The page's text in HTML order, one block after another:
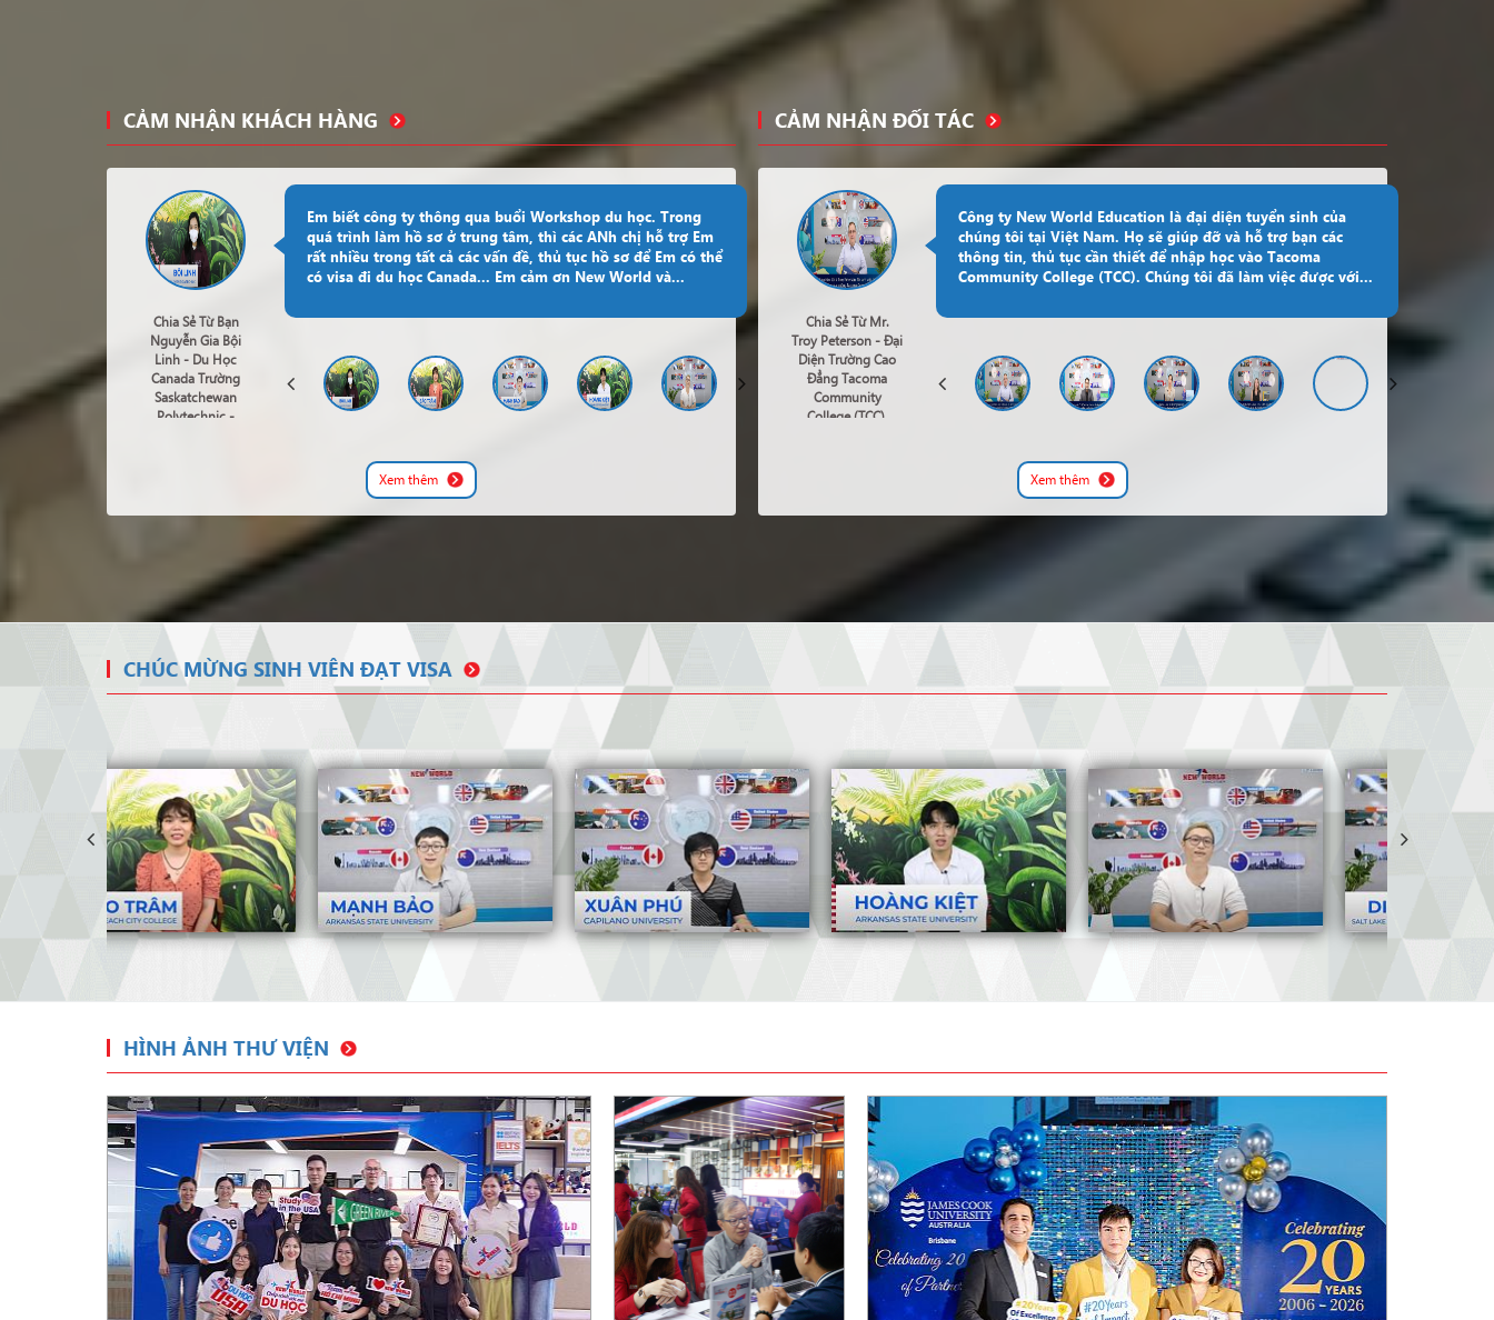
10/07/2026 14:00 HCM Canada York University Đăng ký
14/07/2026 University Of Canada West
University Of Niagara Falls
13/07/2026 15:00 HCM Mỹ Wright State University Đăng ký
06/07/2026 14:00 HCM Canada Fanshawe Polytechnic Đăng ký
01/07/2026 14:00 HCM Mỹ Wright State University Đăng ký
08/07/2026 10:30 HCM Mỹ Santiago Canyon College Đăng ký
03/07/2026 15:00
29/06/2026 15:00 HCM Mỹ Xavier University Đăng ký
CẢM NHẬN KHÁCH HÀNG
Chia Sẻ Từ Bạn
Nguyễn Gia Bội
Linh - Du Học
Canada Trường
Saskatchewan
Polytechnic -
Em biết công ty thông qua buổi Workshop du học. Trong
quá trình làm hồ sơ ở trung tâm, thì các ANh chị hỗ trợ Em
rất nhiều trong tất cả các vấn đề, thủ tục hồ sơ để Em có thể
có visa đi du học Canada... Em cảm ơn New World và...
Xem thêm
CẢM NHẬN ĐỐI TÁC
Chia Sẻ Từ Mr.
Troy Peterson - Đại
Diện Trường Cao
Đẳng Tacoma
Community
College (TCC),
Công ty New World Education là đại diện tuyển sinh của
chúng tôi tại Việt Nam. Họ sẽ giúp đỡ và hỗ trợ bạn các
thông tin, thủ tục cần thiết để nhập học vào Tacoma
Community College (TCC). Chúng tôi đã làm việc được với...
Xem thêm
CHÚC MỪNG SINH VIÊN ĐẠT VISA
HÌNH ẢNH THƯ VIỆN